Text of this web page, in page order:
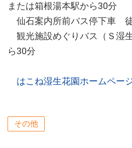
または箱根湯本駅から30分
仙石案内所前バス停下車
観光施設めぐりバス（Ｓ湿
ら30分
はこね湿生花園ホームペー
その他